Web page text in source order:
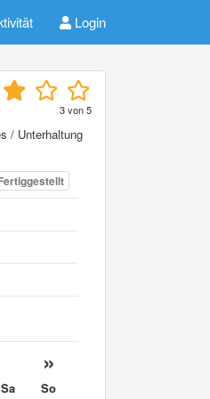
Login
3von5
/ Unterhaltung
»
Sa
So